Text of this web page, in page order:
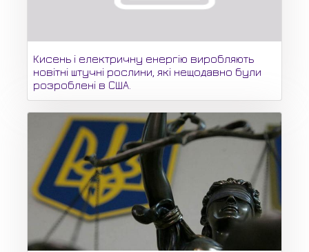
Кисень і електричну енергію виробляють
новітні штучні рослини, які нещодавно були
розроблені в США.